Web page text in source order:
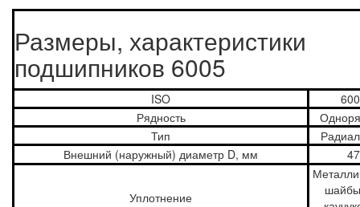
Размеры, характеристики
подшипников 6005
ISO
Рядность
Тип
Внешний (наружный) диаметр D, мм
47
Уплотнение